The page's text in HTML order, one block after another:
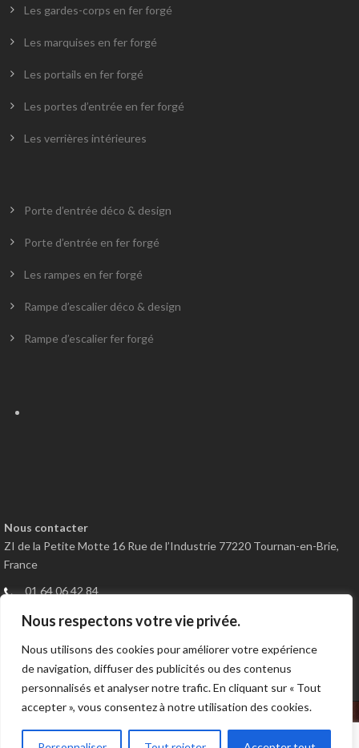
Nous respectons votre vie privée.
Nous utilisons des cookies pour améliorer votre expérience
de navigation, diffuser des publicités ou des contenus
personnalisés et analyser notre trafic. En cliquant sur « Tout
accepter », vous consentez à notre utilisation des cookies.
Les gardes-corps en fer forgé
Les marquises en fer forgé
Les portails en fer forgé
Les portes d’entrée en fer forgé
Les verrières intérieures
Porte d’entrée déco & design
Porte d’entrée en fer forgé
Les rampes en fer forgé
Rampe d’escalier déco & design
Rampe d’escalier fer forgé
Nous contacter
ZI de la Petite Motte 16 Rue de l’Industrie 77220 Tournan-en-Brie,
France
01 64 06 42 84
01 64 51 02 21
Nous contacter
Copyright 2024 , Tous droits réservés Mentions légales -